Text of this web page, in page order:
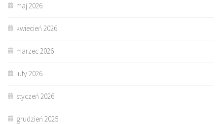
maj 2026
kwiecień 2026
marzec 2026
luty 2026
styczeń 2026
grudzień 2025